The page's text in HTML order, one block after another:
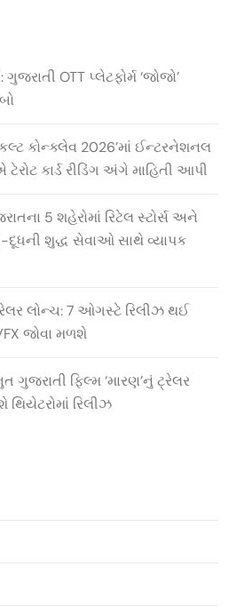
OTT પ્લેટફોર્મ ‘જોજો’
કોન્ક્લેવ 2026’માં ઈન્ટરનેશનલ
કાર્ડ રીડિંગ અંગે માહિતી આપી
5 શહેરોમાં રિટેલ સ્ટોર્સ અને
દૂધની શુદ્ધ સેવાઓ સાથે વ્યાપક
લોન્ચ: 7 ઓગસ્ટે રિલીઝ થઈ
જોવા મળશે
ફિલ્મ ‘મારણ’નું ટ્રેલર
રિલીઝ